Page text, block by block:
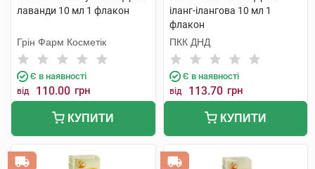
лаванди 10 мл 1 флакон
Грін Фарм Косметік
Є в наявності
від 110.00 грн
КУПИТИ
іланг-ілангова 10 мл 1
флакон
ПКК ДНД
Є в наявності
від 113.70 грн
КУПИТИ